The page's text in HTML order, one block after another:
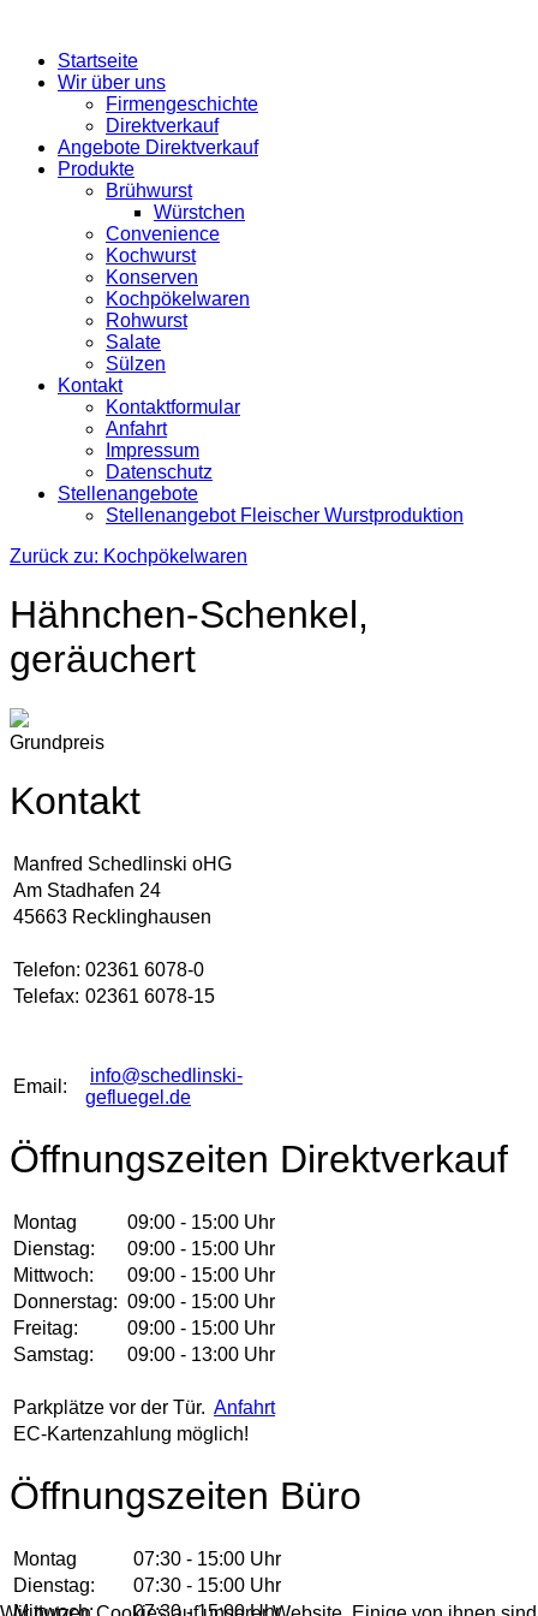
Startseite
Wir über uns
Firmengeschichte
Direktverkauf
Angebote Direktverkauf
Produkte
Brühwurst
Würstchen
Convenience
Kochwurst
Konserven
Kochpökelwaren
Rohwurst
Salate
Sülzen
Kontakt
Kontaktformular
Anfahrt
Impressum
Datenschutz
Stellenangebote
Stellenangebot Fleischer Wurstproduktion
Zurück zu: Kochpökelwaren
Hähnchen-Schenkel,
geräuchert
Grundpreis
Kontakt
Manfred Schedlinski oHG
Am Stadhafen 24
45663 Recklinghausen
Telefon: 02361 6078-0
Telefax: 02361 6078-15
Email:
info@schedlinski-
gefluegel.de
Öffnungszeiten Direktverkauf
Montag
09:00 - 15:00 Uhr
Dienstag:
09:00 - 15:00 Uhr
Mittwoch:
09:00 - 15:00 Uhr
Donnerstag: 09:00 - 15:00 Uhr
Freitag:
09:00 - 15:00 Uhr
Samstag:
09:00 - 13:00 Uhr
Parkplätze vor der Tür. Anfahrt
EC-Kartenzahlung möglich!
Öffnungszeiten Büro
Montag
07:30 - 15:00 Uhr
Dienstag:
07:30 - 15:00 Uhr
Mittwoch:
07:30 - 15:00 Uhr